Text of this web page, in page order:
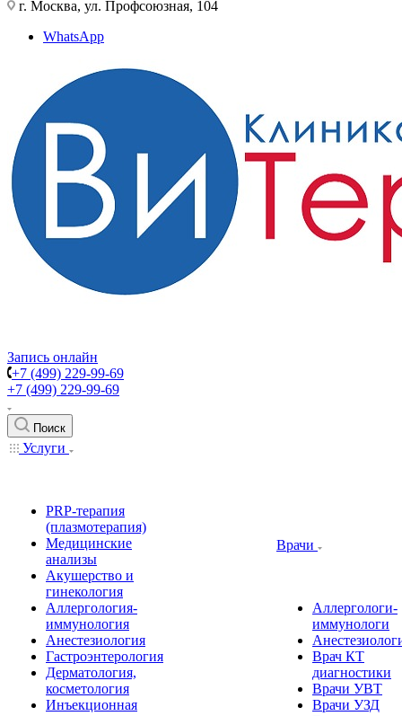
г. Москва, ул. Профсоюзная, 104
WhatsApp
Запись онлайн
+7 (499) 229-99-69
+7 (499) 229-99-69
Поиск
Услуги
PRP-терапия
(плазмотерапия)
Медицинские
анализы
Акушерство и
гинекология
Аллергология-
иммунология
Анестезиология
Гастроэнтерология
Дерматология,
косметология
Инъекционная
Врачи
Аллергологи-
иммунологи
Врач КТ
диагностики
Врачи УВТ
Врачи УЗД